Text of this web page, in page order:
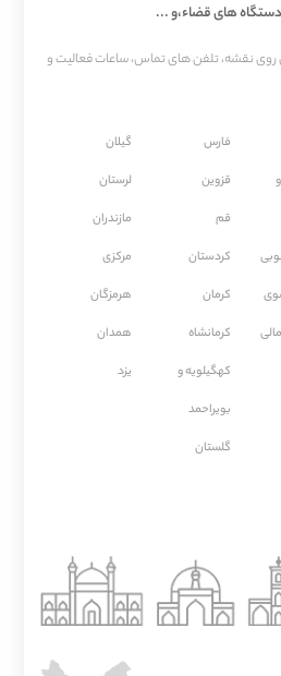
های قضاء،و ...
نقشه، تلفن های تماس، ساعات فعالیت و
فارس
قزوین
قم
كردستان
كرمان
كرمانشاه
کهگیلویه و
بویراحمد
گلستان
گیلان
لرستان
مازندران
مركزی
هرمزگان
همدان
یزد